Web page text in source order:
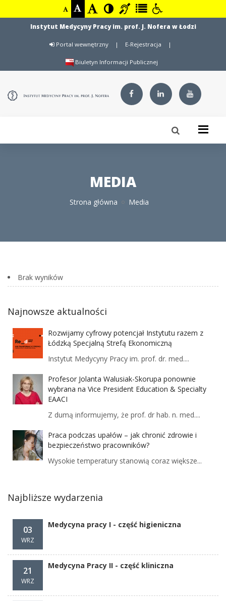
Instytut Medycyny Pracy im. prof. J. Nofera w Łodzi
Portal wewnętrzny | E-Rejestracja |
Biuletyn Informacji Publicznej
MEDIA
Strona główna Media
Brak wyników
Najnowsze aktualności
Rozwijamy cyfrowy potencjał Instytutu razem z
Łódzką Specjalną Strefą Ekonomiczną
Instytut Medycyny Pracy im. prof. dr. med....
Profesor Jolanta Walusiak-Skorupa ponownie
wybrana na Vice President Education & Specialty
EAACI
Z dumą informujemy, że prof. dr hab. n. med....
Praca podczas upałów – jak chronić zdrowie i
bezpieczeństwo pracowników?
Wysokie temperatury stanowią coraz większe...
Najbliższe wydarzenia
03
WRZ
Medycyna pracy I - część higieniczna
21
WRZ
Medycyna Pracy II - część kliniczna